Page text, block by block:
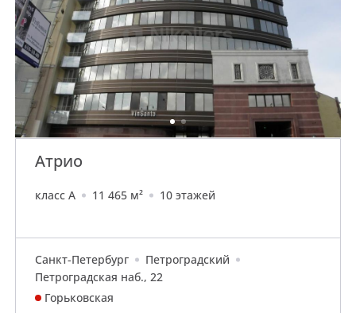
Атрио
класс A 11 465 м² 10 этажей
Санкт-Петербург
Петроградский
Петроградская наб., 22
Горьковская